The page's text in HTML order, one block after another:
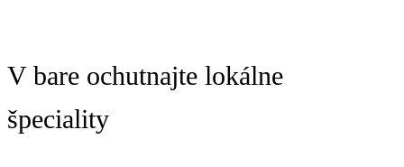
V bare ochutnajte lokálne
špeciality